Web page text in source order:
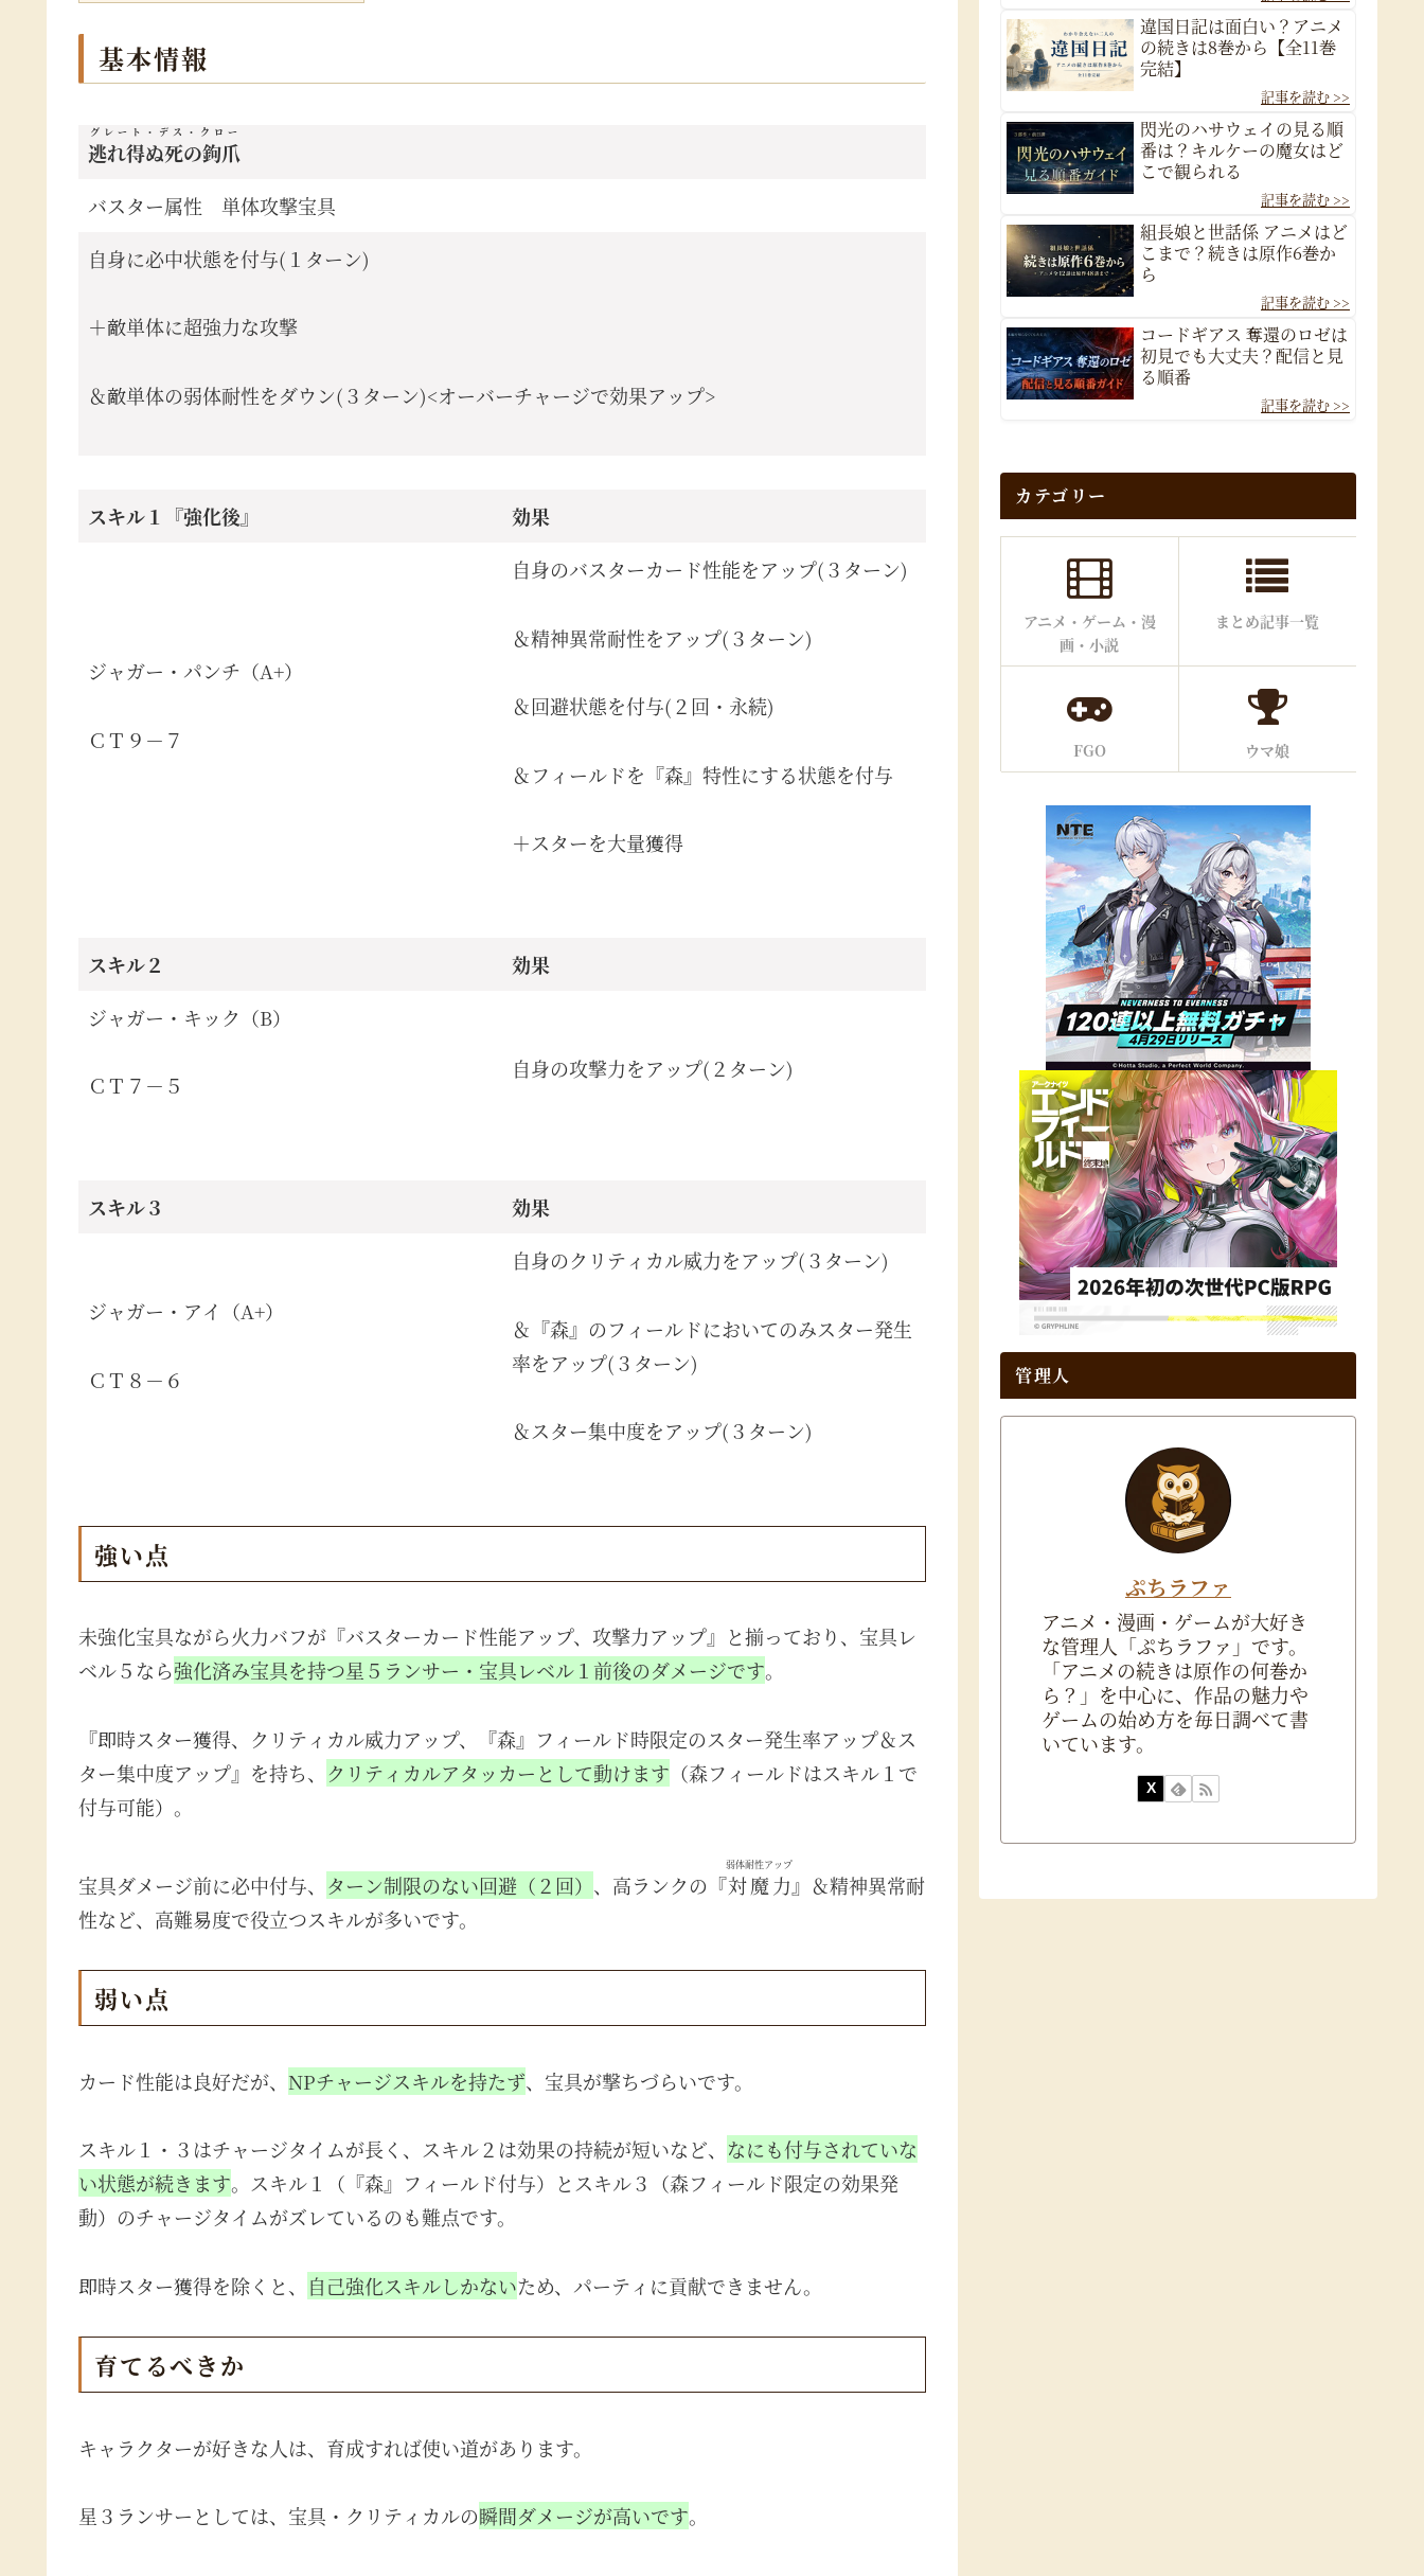
基本情報
逃れ得ぬ死の鉤爪
グレート・デス・クロー
バスター属性 単体攻撃宝具
自身に必中状態を付与(１ターン)
＋敵単体に超強力な攻撃
＆敵単体の弱体耐性をダウン(３ターン)<オーバーチャージで効果アップ>
スキル１『強化後』 効果
ジャガー・パンチ（A+）
ＣＴ９－７
自身のバスターカード性能をアップ(３ターン)
＆精神異常耐性をアップ(３ターン)
＆回避状態を付与(２回・永続)
＆フィールドを『森』特性にする状態を付与
＋スターを大量獲得
スキル２
効果
ジャガー・キック（B）
ＣＴ７－５
自身の攻撃力をアップ(２ターン)
スキル３ 効果
ジャガー・アイ（A+）
ＣＴ８－６
自身のクリティカル威力をアップ(３ターン)
＆『森』のフィールドにおいてのみスター発生
率をアップ(３ターン)
＆スター集中度をアップ(３ターン)
強い点
未強化宝具ながら火力バフが『バスターカード性能アップ、攻撃力アップ』と揃っており、宝具レ
ベル５なら強化済み宝具を持つ星５ランサー・宝具レベル１前後のダメージです。
『即時スター獲得、クリティカル威力アップ、『森』フィールド時限定のスター発生率アップ＆ス
ター集中度アップ』を持ち、
クリティカルアタッカーとして動けます （森フィールドはスキル１で
付与可能）。
宝具ダメージ前に必中付与、 ターン制限のない回避（２回） 、高ランクの『対魔力
弱体耐性アップ
』＆精神異常耐
性など、高難易度で役立つスキルが多いです。
弱い点
カード性能は良好だが、 NPチャージスキルを持たず、宝具が撃ちづらいです。
スキル１・３はチャージタイムが長く、スキル２は効果の持続が短いなど、 なにも付与されていな
い状態が続きます。スキル１（『森』フィールド付与）とスキル３（森フィールド限定の効果発
動）のチャージタイムがズレているのも難点です。
即時スター獲得を除くと、 自己強化スキルしかないため、パーティに貢献できません。
育てるべきか
キャラクターが好きな人は、育成すれば使い道があります。
星３ランサーとしては、宝具・クリティカルの瞬間ダメージが高いです。
違国日記は面白い？アニメ
の続きは8巻から【全11巻
完結】
閃光のハサウェイの見る順
番は？キルケーの魔女はど
こで観られる
組長娘と世話係 アニメはど
こまで？続きは原作6巻か
ら
コードギアス 奪還のロゼは
初見でも大丈夫？配信と見
る順番
カテゴリー
アニメ・ゲーム・漫
画・小説
まとめ記事一覧
FGO ウマ娘
管理人
ぷちラファ
アニメ・漫画・ゲームが大好き
な管理人「ぷちラファ」です。
「アニメの続きは原作の何巻か
ら？」を中心に、作品の魅力や
ゲームの始め方を毎日調べて書
いています。